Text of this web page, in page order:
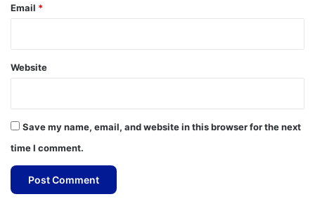
Email *
Website
Save my name, email, and website in this browser for the next
time I comment.